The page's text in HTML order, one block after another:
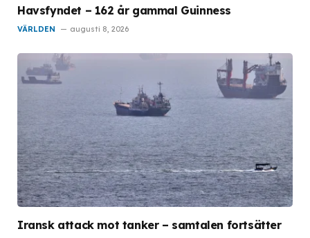
Havsfyndet – 162 år gammal Guinness
VÄRLDEN augusti 8, 2026
Iransk attack mot tanker – samtalen fortsätter